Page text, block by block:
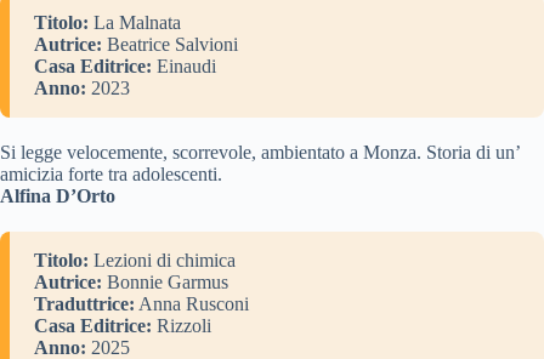
Titolo: La Malnata
Autrice: Beatrice Salvioni
Casa Editrice: Einaudi
Anno: 2023
Si legge velocemente, scorrevole, ambientato a Monza. Storia di un’
amicizia forte tra adolescenti.
Alfina D’Orto
Titolo: Lezioni di chimica
Autrice: Bonnie Garmus
Traduttrice: Anna Rusconi
Casa Editrice: Rizzoli
Anno: 2025